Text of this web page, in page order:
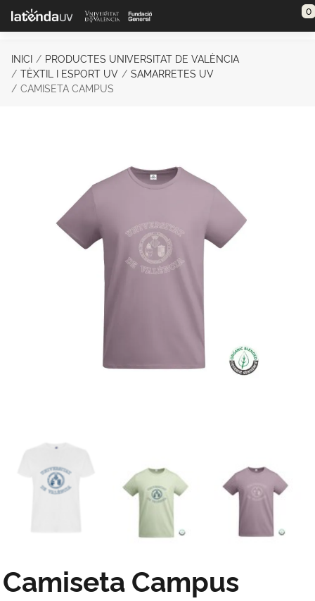
Saltar al contenido principal 0
INICI
PRODUCTES UNIVERSITAT DE VALÈNCIA
TÈXTIL I ESPORT UV
SAMARRETES UV
CAMISETA CAMPUS
Camiseta Campus